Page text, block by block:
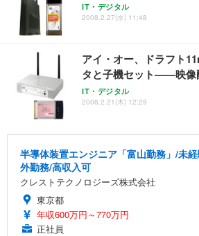
IT・デジタル
2008.2.27(水) 11:48
アイ・オー、ドラフト
タと子機セット——映像
IT・デジタル
2008.2.21(木) 12:29
半導体装置エンジニア「富山勤務」/未
外勤務/高収入可
クレストテクノロジーズ株式会社
東京都
年収600万円～770万円
正社員